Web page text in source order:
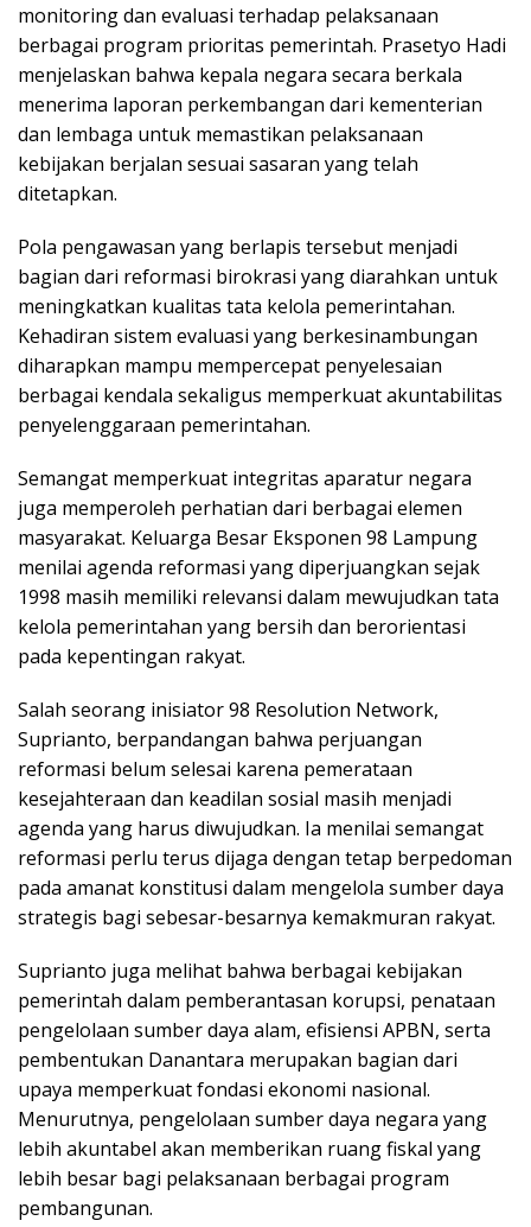
monitoring dan evaluasi terhadap pelaksanaan
berbagai program prioritas pemerintah. Prasetyo Hadi
menjelaskan bahwa kepala negara secara berkala
menerima laporan perkembangan dari kementerian
dan lembaga untuk memastikan pelaksanaan
kebijakan berjalan sesuai sasaran yang telah
ditetapkan.
Pola pengawasan yang berlapis tersebut menjadi
bagian dari reformasi birokrasi yang diarahkan untuk
meningkatkan kualitas tata kelola pemerintahan.
Kehadiran sistem evaluasi yang berkesinambungan
diharapkan mampu mempercepat penyelesaian
berbagai kendala sekaligus memperkuat akuntabilitas
penyelenggaraan pemerintahan.
Semangat memperkuat integritas aparatur negara
juga memperoleh perhatian dari berbagai elemen
masyarakat. Keluarga Besar Eksponen 98 Lampung
menilai agenda reformasi yang diperjuangkan sejak
1998 masih memiliki relevansi dalam mewujudkan tata
kelola pemerintahan yang bersih dan berorientasi
pada kepentingan rakyat.
Salah seorang inisiator 98 Resolution Network,
Suprianto, berpandangan bahwa perjuangan
reformasi belum selesai karena pemerataan
kesejahteraan dan keadilan sosial masih menjadi
agenda yang harus diwujudkan. Ia menilai semangat
reformasi perlu terus dijaga dengan tetap berpedoman
pada amanat konstitusi dalam mengelola sumber daya
strategis bagi sebesar-besarnya kemakmuran rakyat.
Suprianto juga melihat bahwa berbagai kebijakan
pemerintah dalam pemberantasan korupsi, penataan
pengelolaan sumber daya alam, efisiensi APBN, serta
pembentukan Danantara merupakan bagian dari
upaya memperkuat fondasi ekonomi nasional.
Menurutnya, pengelolaan sumber daya negara yang
lebih akuntabel akan memberikan ruang fiskal yang
lebih besar bagi pelaksanaan berbagai program
pembangunan.